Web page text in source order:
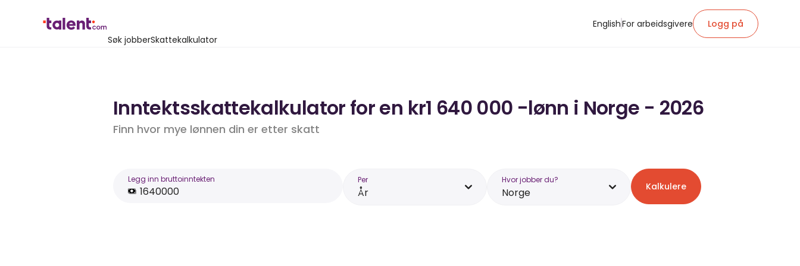
Søk jobberSkattekalkulator
EnglishFor arbeidsgivere Logg på
Inntektsskattekalkulator for en kr1 640 000 -lønn i Norge - 2026
Finn hvor mye lønnen din er etter skatt
Legg inn bruttoinntekten Per
År
Hvor jobber du?
Norge Kalkulere